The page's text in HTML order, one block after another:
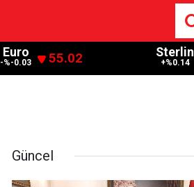
Euro
-%-0.03 55.02 Sterlin
+%0.14
Güncel